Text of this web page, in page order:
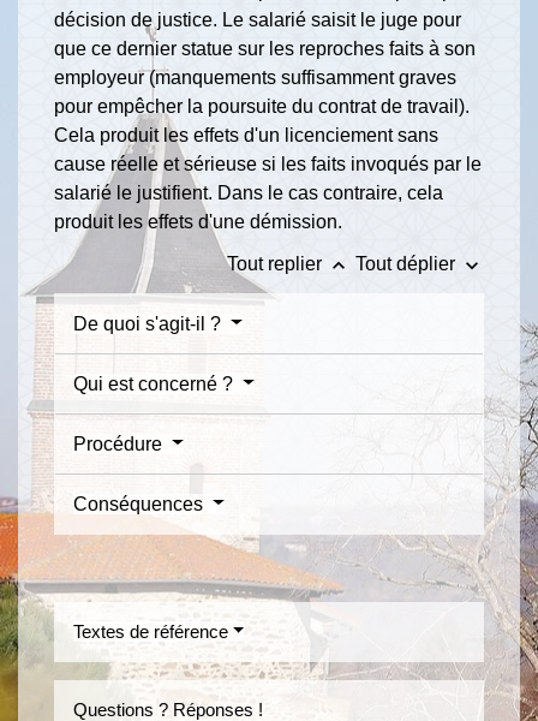
décision de justice. Le salarié saisit le juge pour
que ce dernier statue sur les reproches faits à son
employeur (manquements suffisamment graves
pour empêcher la poursuite du contrat de travail).
Cela produit les effets d'un licenciement sans
cause réelle et sérieuse si les faits invoqués par le
salarié le justifient. Dans le cas contraire, cela
produit les effets d'une démission.
Tout replier keyboard_arrow_up Tout déplier keyboard_arrow_down
De quoi s'agit-il ?
Qui est concerné ?
Procédure
Conséquences
Textes de référence
Questions ? Réponses !